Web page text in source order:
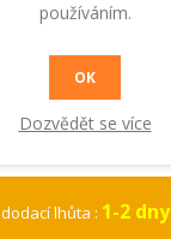
dodací lhůta : 1-2 dny
používáním.
OK
Dozvědět se více